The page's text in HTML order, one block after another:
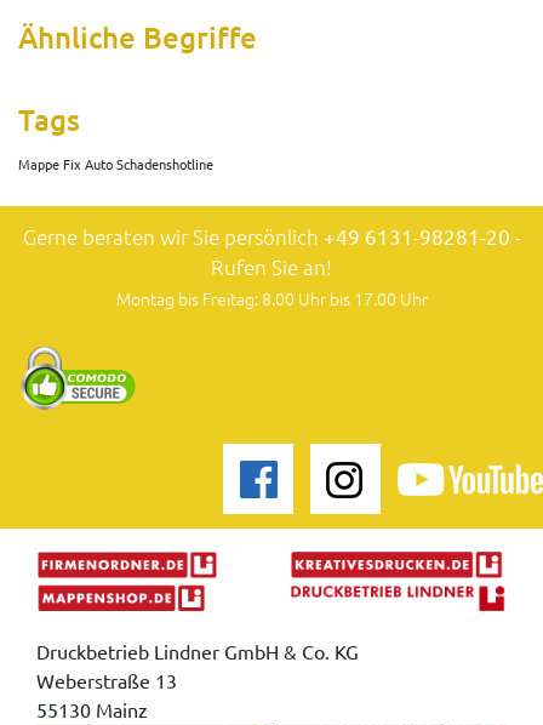
Ähnliche Begriffe
Tags
Mappe Fix Auto Schadenshotline
Gerne beraten wir Sie persönlich +49 6131-98281-20 -
Rufen Sie an!
Montag bis Freitag: 8.00 Uhr bis 17.00 Uhr
Druckbetrieb Lindner GmbH & Co. KG
Weberstraße 13
55130 Mainz